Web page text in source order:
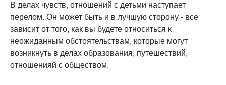
В делах чувств, отношений с детьми наступает
перелом. Он может быть и в лучшую сторону - все
зависит от того, как вы будете относиться к
неожиданным обстоятельствам, которые могут
возникнуть в делах образования, путешествий,
отношенияй с обществом.